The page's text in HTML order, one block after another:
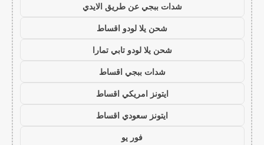
شدات ببجي عن طريق الايدي
شحن يلا لودو اقساط
شحن يلا لودو تابي تمارا
شدات ببجي اقساط
ايتونز امريكي اقساط
ايتونز سعودي اقساط
فور يو